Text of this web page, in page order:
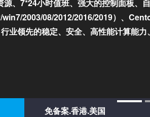
源、7*24小时值班、强大的控制面板、
2003/08/2012/2016/2019）、
业领先的稳定、安全、高性能计算能
免备案.香港.美国